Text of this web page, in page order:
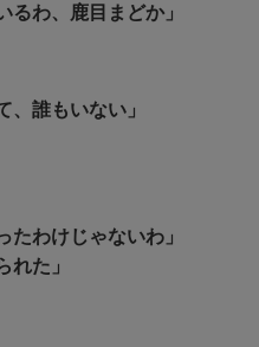
るわ、鹿目まどか」
、誰もいない」
たわけじゃないわ」
れた」